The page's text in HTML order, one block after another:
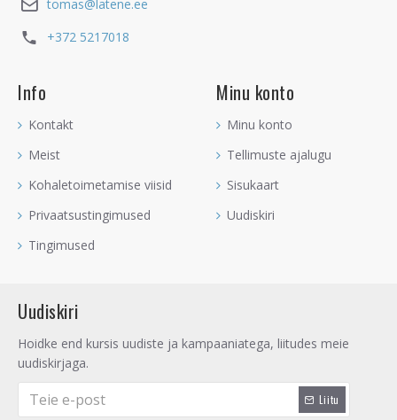
tomas@latene.ee
+372 5217018
Info
Kontakt
Meist
Kohaletoimetamise viisid
Privaatsustingimused
Tingimused
Minu konto
Minu konto
Tellimuste ajalugu
Sisukaart
Uudiskiri
Uudiskiri
Hoidke end kursis uudiste ja kampaaniatega, liitudes meie
uudiskirjaga.
Liitu